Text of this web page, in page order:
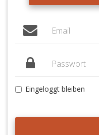
Eingeloggt bleiben